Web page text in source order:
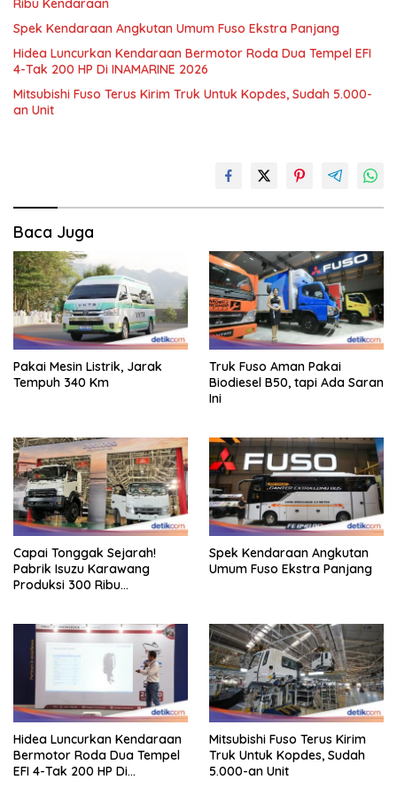
Ribu Kendaraan
Spek Kendaraan Angkutan Umum Fuso Ekstra Panjang
Hidea Luncurkan Kendaraan Bermotor Roda Dua Tempel EFI
4-Tak 200 HP Di INAMARINE 2026
Mitsubishi Fuso Terus Kirim Truk Untuk Kopdes, Sudah 5.000-
an Unit
Baca Juga
Pakai Mesin Listrik, Jarak
Tempuh 340 Km
Truk Fuso Aman Pakai
Biodiesel B50, tapi Ada Saran
Ini
Capai Tonggak Sejarah!
Pabrik Isuzu Karawang
Produksi 300 Ribu
Spek Kendaraan Angkutan
Umum Fuso Ekstra Panjang
Hidea Luncurkan Kendaraan
Bermotor Roda Dua Tempel
EFI 4-Tak 200 HP Di
Mitsubishi Fuso Terus Kirim
Truk Untuk Kopdes, Sudah
5.000-an Unit